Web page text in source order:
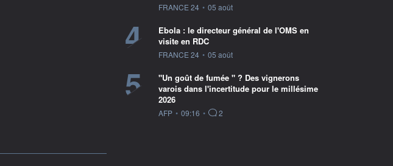
information fournie par
FRANCE 24 • 05 août
4
Ebola : le directeur général de l'OMS en
visite en RDC
information fournie par
FRANCE 24 • 05 août
5
"Un goût de fumée " ? Des vignerons
varois dans l'incertitude pour le millésime
2026
information fournie par
AFP • 09:16 • 2